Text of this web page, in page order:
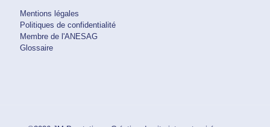
Mentions légales
Politiques de confidentialité
Membre de l'ANESAG
Glossaire